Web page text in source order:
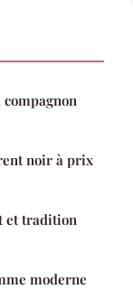
noir à prix
et tradition
moderne